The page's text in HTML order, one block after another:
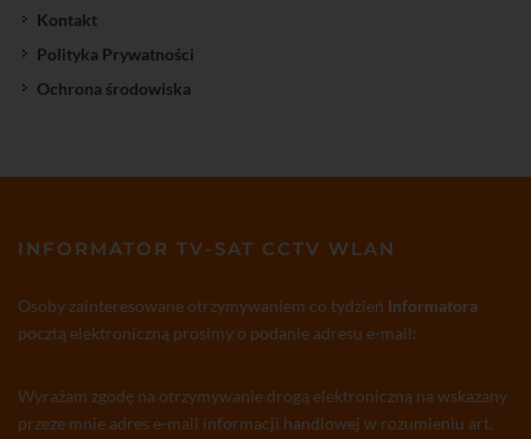
Kontakt
Polityka Prywatności
Ochrona środowiska
INFORMATOR TV-SAT CCTV WLAN
Osoby zainteresowane otrzymywaniem co tydzień Informatora
pocztą elektroniczną prosimy o podanie adresu e-mail:
Wyrażam zgodę na otrzymywanie drogą elektroniczną na wskazany
przeze mnie adres e-mail informacji handlowej w rozumieniu art.